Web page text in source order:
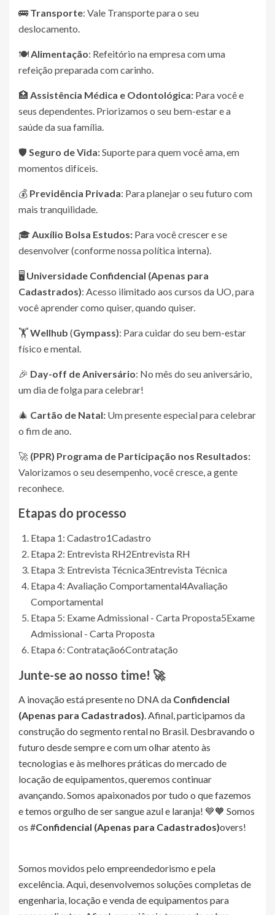
🚌 Transporte: Vale Transporte para o seu
deslocamento.
🍽️Alimentação: Refeitório na empresa com uma
refeição preparada com carinho.
🏥 Assistência Médica e Odontológica: Para você e
seus dependentes. Priorizamos o seu bem-estar e a
saúde da sua família.
🛡️ Seguro de Vida:Suporte para quem você ama, em
momentos difíceis.
💰 Previdência Privada: Para planejar o seu futuro com
mais tranquilidade.
🎓 Auxílio Bolsa Estudos: Para você crescer e se
desenvolver (conforme nossa política interna).
🖥️ Universidade Confidencial (Apenas para
Cadastrados): Acesso ilimitado aos cursos da UO, para
você aprender como quiser, quando quiser.
🏋️Wellhub (Gympass): Para cuidar do seu bem-estar
físico e mental.
🎉 Day-off de Aniversário: No mês do seu aniversário,
um dia de folga para celebrar!
🎄 Cartão de Natal: Um presente especial para celebrar
o fim de ano.
🚀 (PPR) Programa de Participação nos Resultados:
Valorizamos o seu desempenho, você cresce, a gente
reconhece.
Etapas do processo
Etapa 1: Cadastro1Cadastro
Etapa 2: Entrevista RH2Entrevista RH
Etapa 3: Entrevista Técnica3Entrevista Técnica
Etapa 4: Avaliação Comportamental4Avaliação
Comportamental
Etapa 5: Exame Admissional - Carta Proposta5Exame
Admissional - Carta Proposta
Etapa 6: Contratação6Contratação
Junte-se ao nosso time! 🚀
A inovação está presente no DNA da Confidencial
(Apenas para Cadastrados). Afinal, participamos da
construção do segmento rental no Brasil. Desbravando o
futuro desde sempre e com um olhar atento às
tecnologias e às melhores práticas do mercado de
locação de equipamentos, queremos continuar
avançando. Somos apaixonados por tudo o que fazemos
e temos orgulho de ser sangue azul e laranja! 💙🧡 Somos
os #Confidencial (Apenas para Cadastrados)overs!
Somos movidos pelo empreendedorismo e pela
excelência. Aqui, desenvolvemos soluções completas de
engenharia, locação e venda de equipamentos para